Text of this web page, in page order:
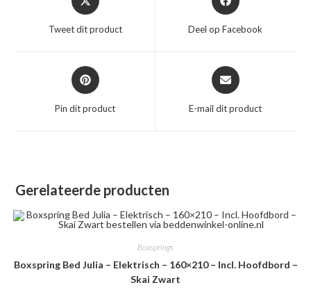
in
nieuw
Tweet dit product
in
nieuw
Deel op Facebook
Opent
in
nieuw
Pin dit product
Opent
in
nieuw
E-mail dit product
Gerelateerde producten
Boxsprings
Boxspring Bed Julia – Elektrisch – 160×210 – Incl. Hoofdbord –
Skai Zwart